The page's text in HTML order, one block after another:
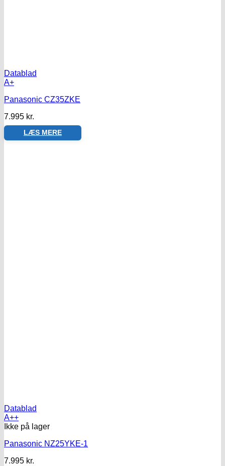
Datablad
A+
Panasonic CZ35ZKE
7.995 kr.
LÆS MERE
Datablad
A++
Ikke på lager
Panasonic NZ25YKE-1
7.995 kr.